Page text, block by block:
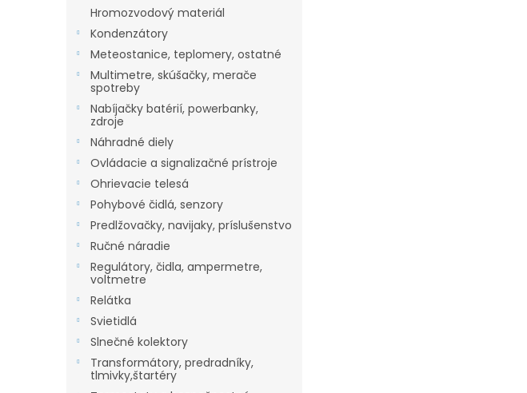
Hromozvodový materiál
Kondenzátory
Meteostanice, teplomery, ostatné
Multimetre, skúšačky, merače
spotreby
Nabíjačky batérií, powerbanky,
zdroje
Náhradné diely
Ovládacie a signalizačné prístroje
Ohrievacie telesá
Pohybové čidlá, senzory
Predlžovačky, navijaky, príslušenstvo
Ručné náradie
Regulátory, čidla, ampermetre,
voltmetre
Relátka
Svietidlá
Slnečné kolektory
Transformátory, predradníky,
tlmivky,štartéry